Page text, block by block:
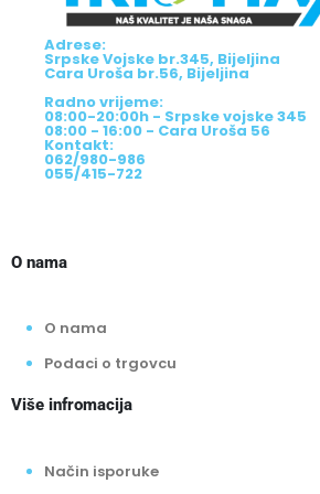
Adrese:
Srpske Vojske br.345, Bijeljina
Cara Uroša br.56, Bijeljina
Radno vrijeme:
08:00-20:00h - Srpske vojske 345
08:00 - 16:00 - Cara Uroša 56
Kontakt:
062/980-986
055/415-722
O nama
O nama
Podaci o trgovcu
Više infromacija
Način isporuke